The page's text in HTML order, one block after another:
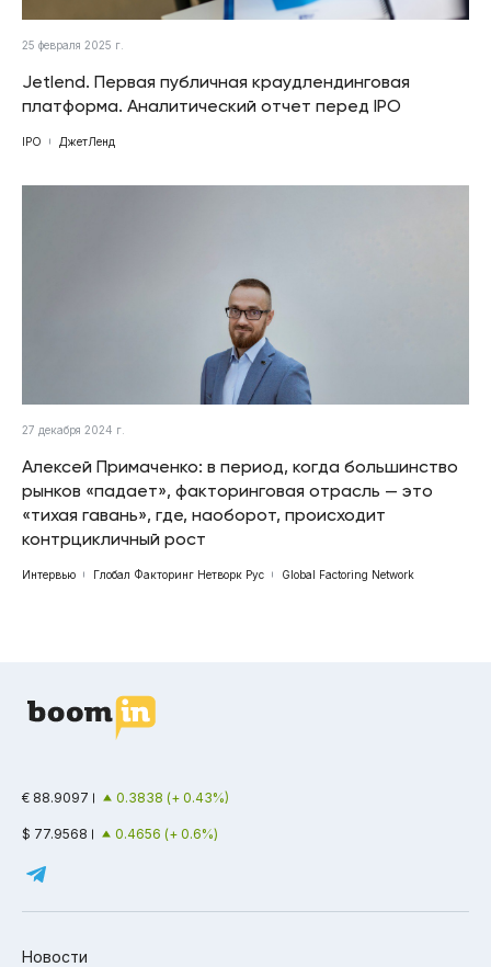
25 февраля 2025 г.
Jetlend. Первая публичная краудлендинговая
платформа. Аналитический отчет перед IPO
IPO ДжетЛенд
27 декабря 2024 г.
Алексей Примаченко: в период, когда большинство
рынков «падает», факторинговая отрасль — это
«тихая гавань», где, наоборот, происходит
контрцикличный рост
Интервью Глобал Факторинг Нетворк Рус Global Factoring Network
€ 88.9097 0.3838 (+ 0.43%)
$ 77.9568 0.4656 (+ 0.6%)
Новости